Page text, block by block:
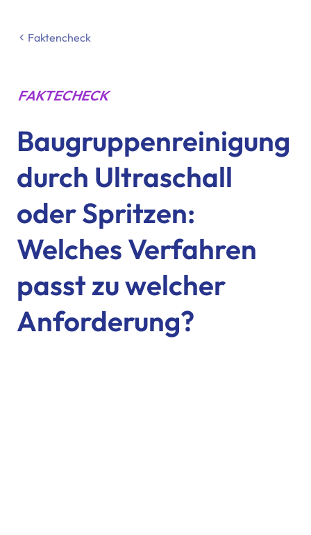
Faktencheck
FAKTECHECK
Baugruppenreinigung
durch Ultraschall
oder Spritzen:
Welches Verfahren
passt zu welcher
Anforderung?